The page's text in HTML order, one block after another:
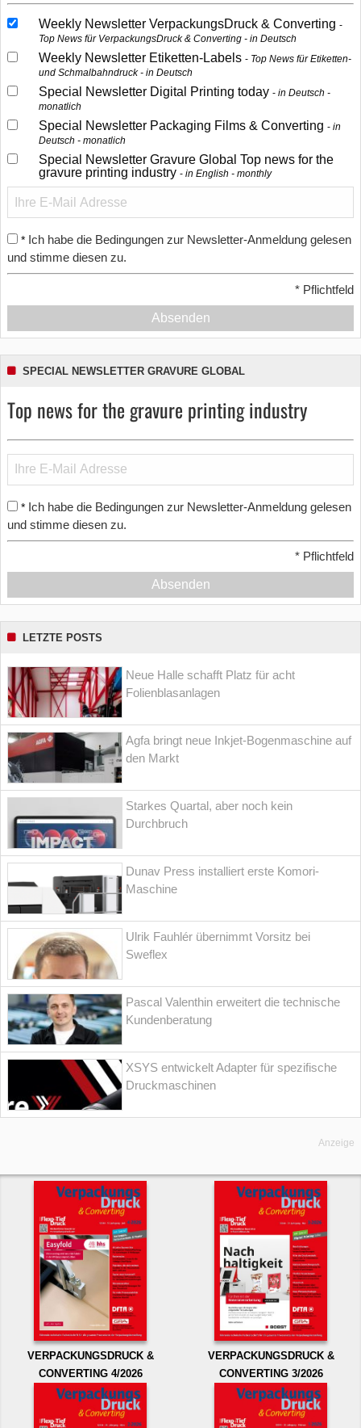
Weekly Newsletter VerpackungsDruck & Converting
Top News für VerpackungsDruck & Converting - in Deutsch
Weekly Newsletter Etiketten-Labels
Top News für Etiketten-
und Schmalbahndruck - in Deutsch
Special Newsletter Digital Printing today
in Deutsch -
monatlich
Special Newsletter Packaging Films & Converting
in
Deutsch - monatlich
Special Newsletter Gravure Global Top news for the
gravure printing industry
in English - monthly
* Ich habe die Bedingungen zur Newsletter-Anmeldung gelesen
und stimme diesen zu.
* Pflichtfeld
Absenden
SPECIAL NEWSLETTER GRAVURE GLOBAL
Top news for the gravure printing industry
* Ich habe die Bedingungen zur Newsletter-Anmeldung gelesen
und stimme diesen zu.
* Pflichtfeld
Absenden
LETZTE POSTS
Neue Halle schafft Platz für acht
Folienblasanlagen
Agfa bringt neue Inkjet-Bogenmaschine auf
den Markt
Starkes Quartal, aber noch kein
Durchbruch
Dunav Press installiert erste Komori-
Maschine
Ulrik Fauhlér übernimmt Vorsitz bei
Sweflex
Pascal Valenthin erweitert die technische
Kundenberatung
XSYS entwickelt Adapter für spezifische
Druckmaschinen
Anzeige
VERPACKUNGSDRUCK &
CONVERTING 4/2026
VERPACKUNGSDRUCK &
CONVERTING 3/2026